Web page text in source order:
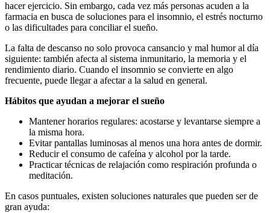
hacer ejercicio. Sin embargo, cada vez más personas acuden a la
farmacia en busca de soluciones para el insomnio, el estrés nocturno
o las dificultades para conciliar el sueño.
La falta de descanso no solo provoca cansancio y mal humor al día
siguiente: también afecta al sistema inmunitario, la memoria y el
rendimiento diario. Cuando el insomnio se convierte en algo
frecuente, puede llegar a afectar a la salud en general.
Hábitos que ayudan a mejorar el sueño
Mantener horarios regulares: acostarse y levantarse siempre a
la misma hora.
Evitar pantallas luminosas al menos una hora antes de dormir.
Reducir el consumo de cafeína y alcohol por la tarde.
Practicar técnicas de relajación como respiración profunda o
meditación.
En casos puntuales, existen soluciones naturales que pueden ser de
gran ayuda: